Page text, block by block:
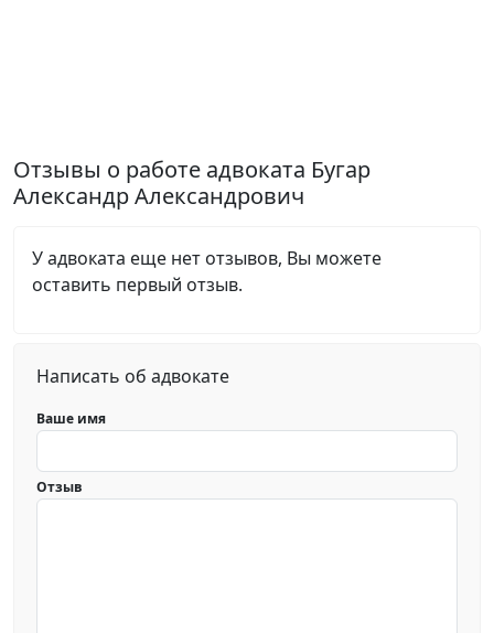
Отзывы о работе адвоката Бугар
Александр Александрович
У адвоката еще нет отзывов, Вы можете
оставить первый отзыв.
Написать об адвокате
Ваше имя
Отзыв